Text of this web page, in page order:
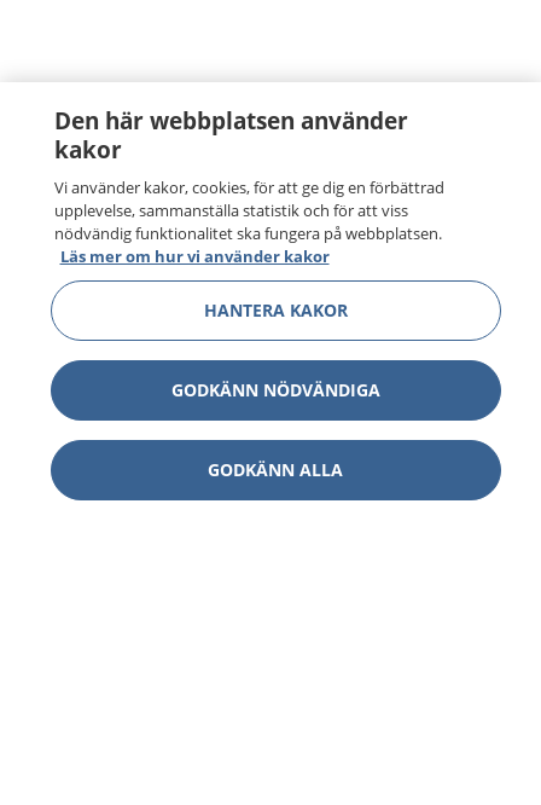
1177 tryggt om din hälsa och vård
Den här webbplatsen använder
kakor
Vi använder kakor, cookies, för att ge dig en förbättrad
upplevelse, sammanställa statistik och för att viss
nödvändig funktionalitet ska fungera på webbplatsen.
Läs mer om hur vi använder kakor
HANTERA KAKOR
GODKÄNN NÖDVÄNDIGA
GODKÄNN ALLA